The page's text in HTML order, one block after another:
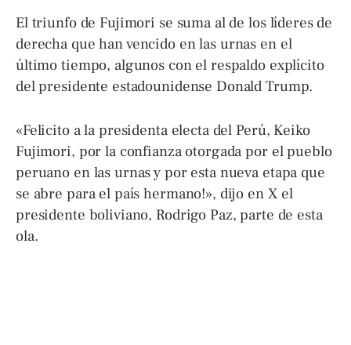
El triunfo de Fujimori se suma al de los líderes de
derecha que han vencido en las urnas en el
último tiempo, algunos con el respaldo explícito
del presidente estadounidense Donald Trump.
«Felicito a la presidenta electa del Perú, Keiko
Fujimori, por la confianza otorgada por el pueblo
peruano en las urnas y por esta nueva etapa que
se abre para el país hermano!», dijo en X el
presidente boliviano, Rodrigo Paz, parte de esta
ola.